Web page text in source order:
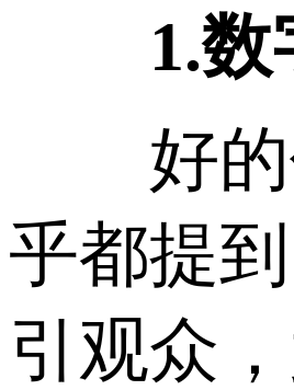
1.数字
好的作
乎都提
引观众